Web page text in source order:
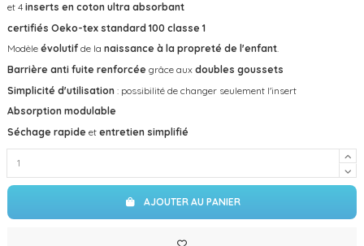
et 4 inserts en coton ultra absorbant
certifiés Oeko-tex standard 100 classe 1
Modèle évolutif de la naissance à la propreté de l'enfant.
Barrière anti fuite renforcée grâce aux doubles goussets
Simplicité d'utilisation : possibilité de changer seulement l'insert
Absorption modulable
Séchage rapide et entretien simplifié
AJOUTER AU PANIER